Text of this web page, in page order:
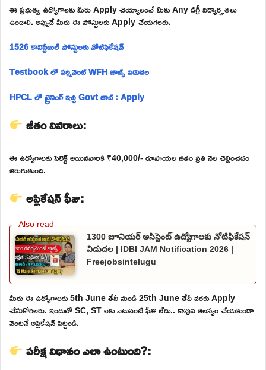
ఈ ప్రభుత్వ ఉద్యోగాలకు మీరు Apply చెయ్యాలంటే మీకు Any డిగ్రీ విద్యార్హతలు
ఉండాలి. అప్పుడే మీరు ఈ పోస్టులకు Apply చేయగలరు.
1526 కానిస్టేబుల్ పోస్టులకు నోటిఫికేషన్
Testbook లో పర్మినెంట్ WFH జాబ్స్ విడుదల
HPCL లో ట్రైనింగ్ ఇచ్చి Govt జాబ్ : Apply
జీతం వివరాలు:
ఈ ఉద్యోగాలకు సెలెక్ట్ అయినవారికి ₹40,000/- రూపాయల జీతం ప్రతి నెల చెల్లించడం
జరుగుతుంది.
అప్లికేషన్ ఫీజు:
1300 జూనియర్ అసిస్టెంట్ ఉద్యోగాలకు నోటిఫికేషన్
విడుదల | IDBI JAM Notification 2026 |
Freejobsintelugu
మీరు ఈ ఉద్యోగాలకు 5th June తేదీ నుండి 25th June తేదీ వరకు Apply
చేసుకోగలరు. ఇందులో SC, ST లకు ఎటువంటి ఫీజు లేదు.. కావున ఆలస్యం చేయకుండా
వెంటనే అప్లికేషన్ పెట్టండి.
పరీక్ష విధానం ఎలా ఉంటుంది?: